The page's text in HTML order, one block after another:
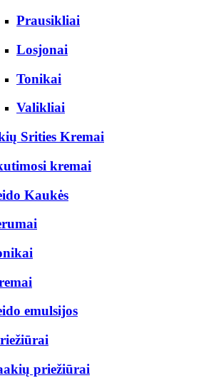
Prausikliai
Losjonai
Tonikai
Valikliai
Srities Kremai
kremai
Kaukės
emulsijos
priežiūrai